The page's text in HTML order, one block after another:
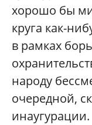
хорошо бы
круга как-
в рамках
народу
очередной,
инаугурации.